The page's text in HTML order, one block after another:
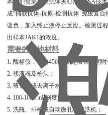
本试剂盒采用双抗体夹心法ELISA技
成“捕获抗体-抗原-检测抗体"免疫复
蓝色，加入终止液停止反应。检测过
出样本JAK1的浓度。
需要的其他材料
1. 酶标仪，包含450nm测定波长，同
2. 移液器及枪头；
3. 蒸馏水或去离子水；
4. 100-1000 mL刻度量筒；
5. 洗瓶、排枪或自动微孔板清洗机；